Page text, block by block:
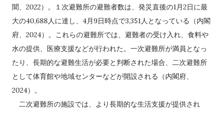
聞、2022）。１次避難所の避難者数は、発災直後の1月2日に最
大の40,688人に達し、4月9日時点で3,351人となっている（内閣
府、2024）。これらの避難所では、避難者の受け入れ、食料や
水の提供、医療支援などが行われた。一次避難所が満員となっ
たり、長期的な避難生活が必要と判断された場合、二次避難所
として体育館や地域センターなどが開設される（内閣府、
2024）。
二次避難所の施設では、より長期的な生活支援が提供され